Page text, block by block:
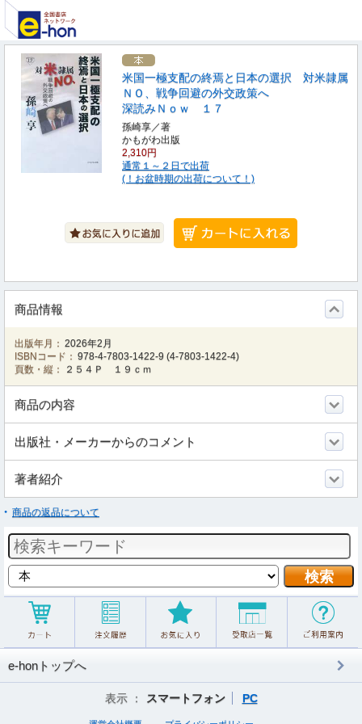
米国一極支配の終焉と日本の選択 対米隷属
ＮＯ、戦争回避の外交政策へ
深読みＮｏｗ １７
孫崎享／著
かもがわ出版
2,310円
通常１～２日で出荷
(！お盆時期の出荷について！)
商品情報
出版年月： 2026年2月
ISBNコード： 978-4-7803-1422-9 (4-7803-1422-4)
頁数・縦：
２５４Ｐ １９ｃｍ
商品の内容
出版社・メーカーからのコメント
著者紹介
商品の返品について
e-honトップへ
表示 ： スマートフォン PC